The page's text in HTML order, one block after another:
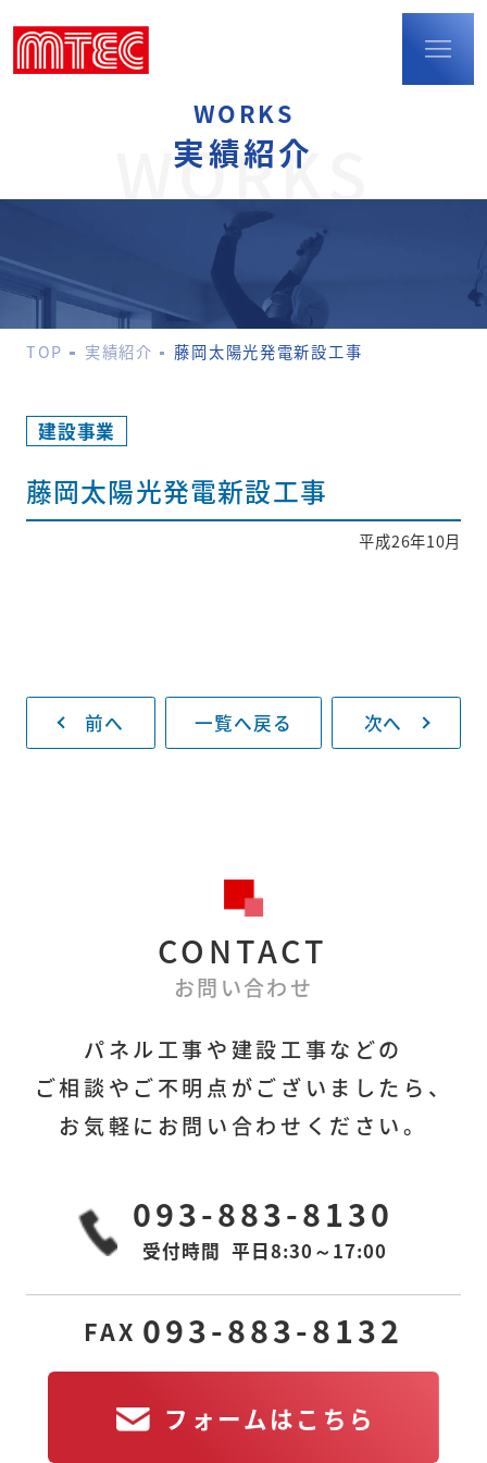
事業内容
建設事業 防火扉・
耐火断熱パネル
配筋検査
環境事業
ポリウレア事業
M-LIFEショップの
実績紹介
会社概要
プライバシーポリシー
受付時間平日8:30～17:00
フォームはこちら
福岡県北九州市八幡
西区熊手
1丁目3番6号MGビル
山口県下関市宝町1-6
アーバン25 605室
〒105-0011
東京都港区芝公園2丁
アルティス芝公園
〒808-0109
福岡県北九州市若松
WORKS
実績紹介
WORKS
TOP 実績紹介 藤岡太陽光発電新設工事
建設事業
藤岡太陽光発電新設工事
平成26年10月
前へ 一覧へ戻る 次へ
CONTACT
お問い合わせ
パネル工事や建設工事などの
ご相談やご不明点がございましたら、
お気軽にお問い合わせください。
093-883-8130
受付時間 平日8:30～17:00
FAX 093-883-8132
フォームはこちら